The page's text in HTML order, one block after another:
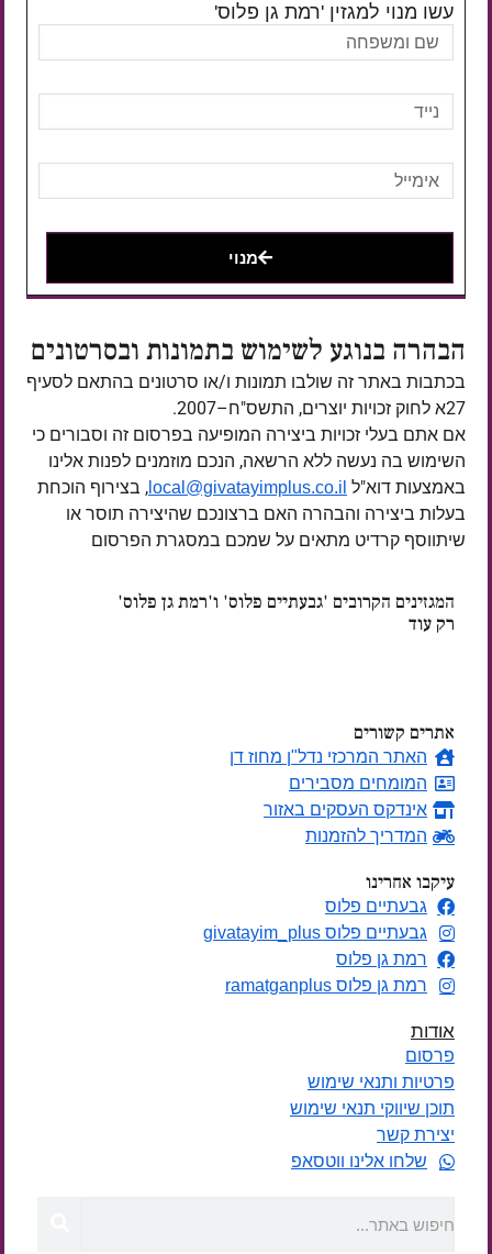
עשו מנוי למגזין 'רמת גן פלוס'
מנוי
הבהרה בנוגע לשימוש בתמונות ובסרטונים
בכתבות באתר זה שולבו תמונות ו/או סרטונים בהתאם לסעיף
27א לחוק זכויות יוצרים, התשס"ח–2007.
אם אתם בעלי זכויות ביצירה המופיעה בפרסום זה וסבורים כי
השימוש בה נעשה ללא הרשאה, הנכם מוזמנים לפנות אלינו
באמצעות דוא"ל local@givatayimplus.co.il , בצירוף הוכחת
בעלות ביצירה והבהרה האם ברצונכם שהיצירה תוסר או
שיתווסף קרדיט מתאים על שמכם במסגרת הפרסום
המגזינים הקרובים 'גבעתיים פלוס' ו'רמת גן פלוס'
רק עוד
אתרים קשורים
האתר המרכזי נדל"ן מחוז דן
המומחים מסבירים
אינדקס העסקים באזור
המדריך להזמנות
עיקבו אחרינו
גבעתיים פלוס
גבעתיים פלוס givatayim_plus
רמת גן פלוס
רמת גן פלוס ramatganplus
אודות
פרסום
פרטיות ותנאי שימוש
תוכן שיווקי תנאי שימוש
יצירת קשר
שלחו אלינו ווטסאפ